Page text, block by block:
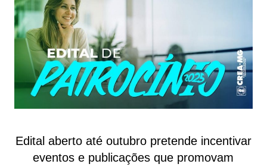
Edital aberto até outubro pretende incentivar
eventos e publicações que promovam